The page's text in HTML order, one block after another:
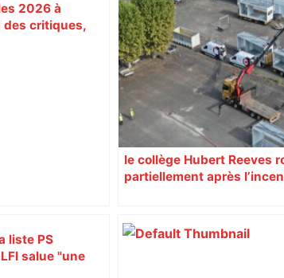
2026 à
des critiques,
Alliance PS/LFI à
Sztulman claque la porte
liste PS
salue "une
à la
le collège Hubert Reeves
partiellement après